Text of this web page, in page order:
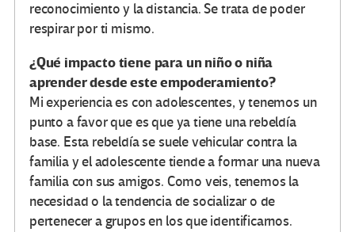
reconocimiento y la distancia. Se trata de poder
respirar por ti mismo.
¿Qué impacto tiene para un niño o niña
aprender desde este empoderamiento?
Mi experiencia es con adolescentes, y tenemos un
punto a favor que es que ya tiene una rebeldía
base. Esta rebeldía se suele vehicular contra la
familia y el adolescente tiende a formar una nueva
familia con sus amigos. Como veis, tenemos la
necesidad o la tendencia de socializar o de
pertenecer a grupos en los que identificarnos.